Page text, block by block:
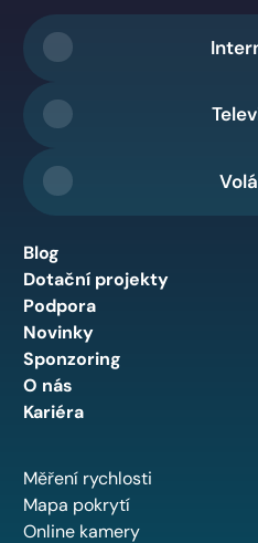
Blog
Dotační projekty
Podpora
Novinky
Sponzoring
O nás
Kariéra
Měření rychlosti
Mapa pokrytí
Online kamery